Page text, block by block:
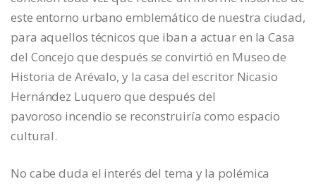
este entorno urbano emblemático de nuestra ciudad,
para aquellos técnicos que iban a actuar en la Casa
del Concejo que después se convirtió en Museo de
Historia de Arévalo, y la casa del escritor Nicasio
Hernández Luquero que después del
pavoroso incendio se reconstruiría como espacio
cultural.
No cabe duda el interés del tema y la polémica